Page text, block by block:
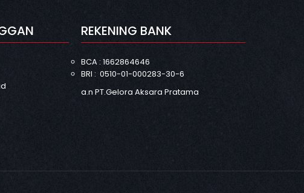
REKENING BANK
BCA : 1662864646
BRI : 0510-01-000283-30-6
a.n PT.Gelora Aksara Pratama